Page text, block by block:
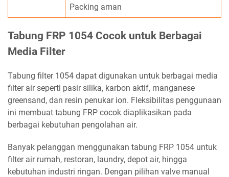
Packing aman
Tabung FRP 1054 Cocok untuk Berbagai
Media Filter
Tabung filter 1054 dapat digunakan untuk berbagai media
filter air seperti pasir silika, karbon aktif, manganese
greensand, dan resin penukar ion. Fleksibilitas penggunaan
ini membuat tabung FRP cocok diaplikasikan pada
berbagai kebutuhan pengolahan air.
Banyak pelanggan menggunakan tabung FRP 1054 untuk
filter air rumah, restoran, laundry, depot air, hingga
kebutuhan industri ringan. Dengan pilihan valve manual